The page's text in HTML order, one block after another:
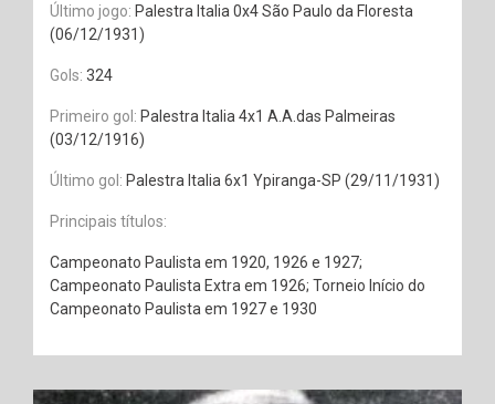
Último jogo: Palestra Italia 0x4 São Paulo da Floresta
(06/12/1931)
Gols: 324
Primeiro gol: Palestra Italia 4x1 A.A.das Palmeiras
(03/12/1916)
Último gol: Palestra Italia 6x1 Ypiranga-SP (29/11/1931)
Principais títulos:
Campeonato Paulista em 1920, 1926 e 1927;
Campeonato Paulista Extra em 1926; Torneio Início do
Campeonato Paulista em 1927 e 1930